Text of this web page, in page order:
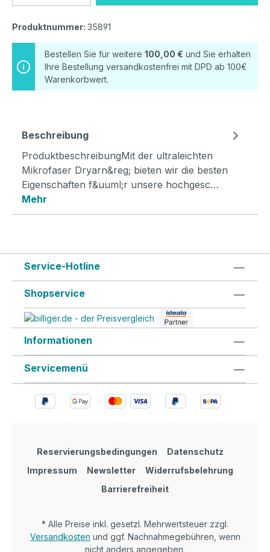
Produktnummer: 35891
Bestellen Sie für weitere 100,00 € und Sie erhalten
Ihre Bestellung versandkostenfrei mit DPD ab 100€
Warenkorbwert.
Beschreibung
ProduktbeschreibungMit der ultraleichten
Mikrofaser Dryarn&reg; bieten wir die besten
Eigenschaften f&uuml;r unsere hochgesc…
Mehr
Service-Hotline
Shopservice
Informationen
Servicemenü
Reservierungsbedingungen
Datenschutz
Impressum
Newsletter
Widerrufsbelehrung
Barrierefreiheit
* Alle Preise inkl. gesetzl. Mehrwertsteuer zzgl.
Versandkosten und ggf. Nachnahmegebühren, wenn
nicht anders angegeben.